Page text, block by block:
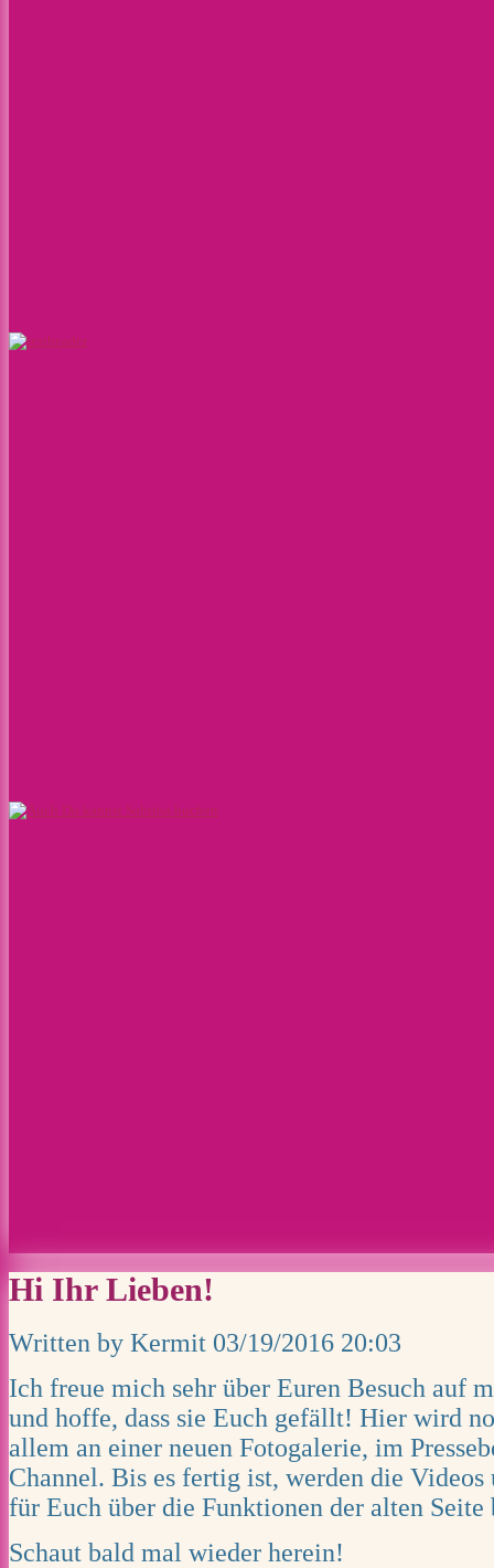
Hi Ihr Lieben!
Written by Kermit 03/19/2016 20:03
Ich freue mich sehr über Euren Besuch auf
und hoffe, dass sie Euch gefällt! Hier wird
allem an einer neuen Fotogalerie, im
Channel. Bis es fertig ist, werden die
für Euch über die Funktionen der alten
Schaut bald mal wieder herein!